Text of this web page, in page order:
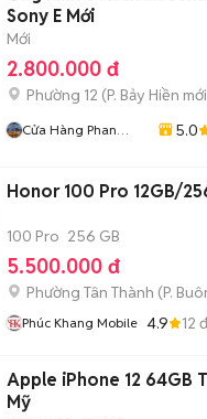
Sony E Mới
Mới
2.800.000 đ
Phường 12 (P. Bảy Hiền
Cửa Hàng Phan
5.0
Honor 100 Pro 12GB/
100 Pro 256 GB
5.500.000 đ
Phường Tân Thành (P.
Phúc Khang Mobile 4.9 12
Apple iPhone 12 64GB
Mỹ